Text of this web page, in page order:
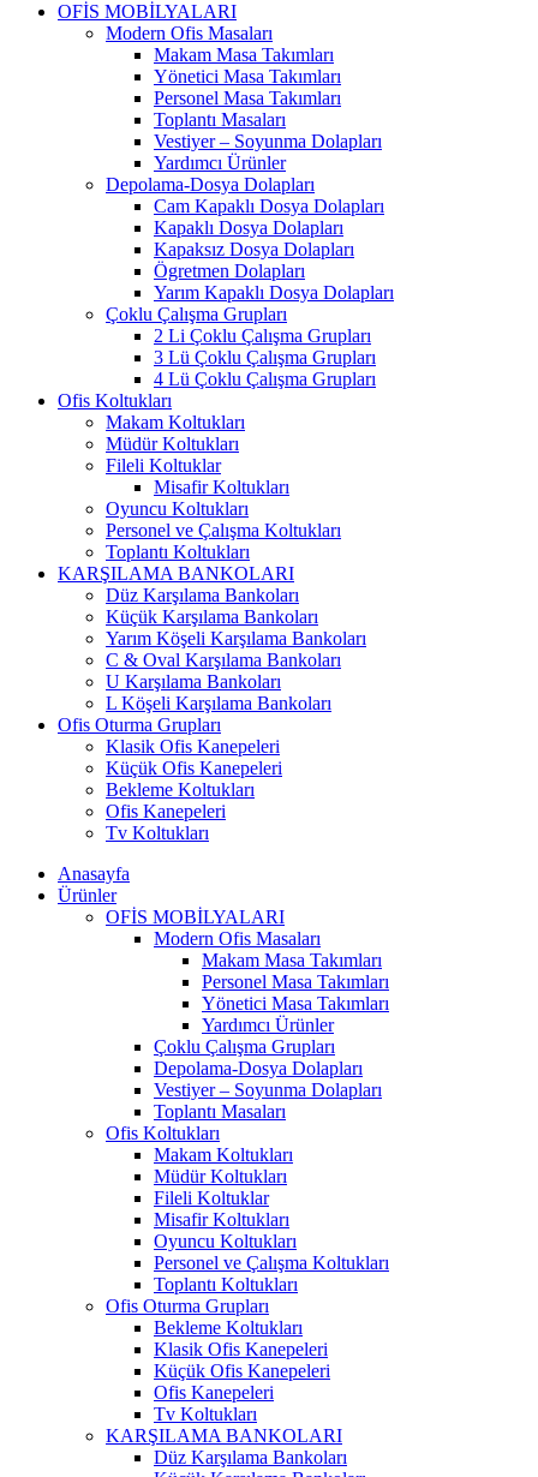
OFİS MOBİLYALARI
Modern Ofis Masaları
Makam Masa Takımları
Yönetici Masa Takımları
Personel Masa Takımları
Toplantı Masaları
Vestiyer – Soyunma Dolapları
Yardımcı Ürünler
Depolama-Dosya Dolapları
Cam Kapaklı Dosya Dolapları
Kapaklı Dosya Dolapları
Kapaksız Dosya Dolapları
Ögretmen Dolapları
Yarım Kapaklı Dosya Dolapları
Çoklu Çalışma Grupları
2 Li Çoklu Çalışma Grupları
3 Lü Çoklu Çalışma Grupları
4 Lü Çoklu Çalışma Grupları
Ofis Koltukları
Makam Koltukları
Müdür Koltukları
Fileli Koltuklar
Misafir Koltukları
Oyuncu Koltukları
Personel ve Çalışma Koltukları
Toplantı Koltukları
KARŞILAMA BANKOLARI
Düz Karşılama Bankoları
Küçük Karşılama Bankoları
Yarım Köşeli Karşılama Bankoları
C & Oval Karşılama Bankoları
U Karşılama Bankoları
L Köşeli Karşılama Bankoları
Ofis Oturma Grupları
Klasik Ofis Kanepeleri
Küçük Ofis Kanepeleri
Bekleme Koltukları
Ofis Kanepeleri
Tv Koltukları
Anasayfa
Ürünler
OFİS MOBİLYALARI
Modern Ofis Masaları
Makam Masa Takımları
Personel Masa Takımları
Yönetici Masa Takımları
Yardımcı Ürünler
Çoklu Çalışma Grupları
Depolama-Dosya Dolapları
Vestiyer – Soyunma Dolapları
Toplantı Masaları
Ofis Koltukları
Makam Koltukları
Müdür Koltukları
Fileli Koltuklar
Misafir Koltukları
Oyuncu Koltukları
Personel ve Çalışma Koltukları
Toplantı Koltukları
Ofis Oturma Grupları
Bekleme Koltukları
Klasik Ofis Kanepeleri
Küçük Ofis Kanepeleri
Ofis Kanepeleri
Tv Koltukları
KARŞILAMA BANKOLARI
Düz Karşılama Bankoları